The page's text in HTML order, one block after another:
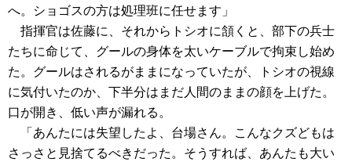
へ。ショゴスの方は処理班に任せます」
指揮官は佐藤に、それからトシオに頷くと、部下の兵士
たちに命じて、グールの身体を太いケーブルで拘束し始め
た。グールはされるがままになっていたが、トシオの視線
に気付いたのか、下半分はまだ人間のままの顔を上げた。
口が開き、低い声が漏れる。
「あんたには失望したよ、台場さん。こんなクズどもは
さっさと見捨てるべきだった。そうすれば、あんたも大い